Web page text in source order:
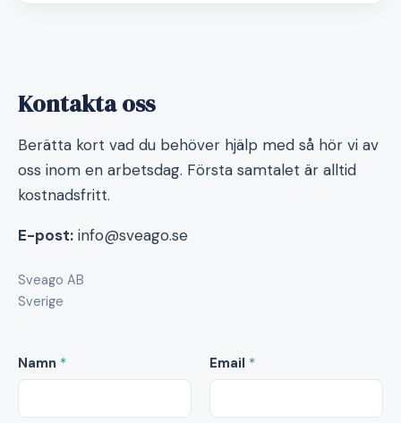
Kontakta oss
Berätta kort vad du behöver hjälp med så hör vi av
oss inom en arbetsdag. Första samtalet är alltid
kostnadsfritt.
E-post: info@sveago.se
Sveago AB
Sverige
Namn * Email *